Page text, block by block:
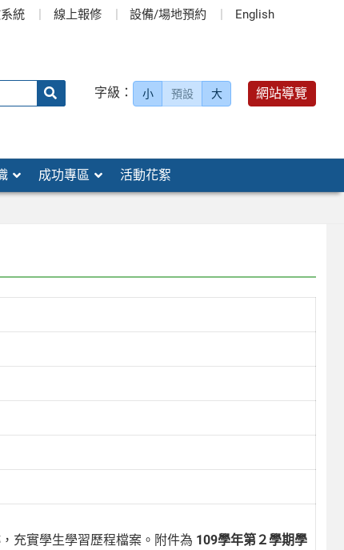
統 線上報修 設備/場地預約 English
字級： 小 預設 大 網站導覽
成功專區 活動花絮
充實學生學習歷程檔案。附件為 109學年第２學期學